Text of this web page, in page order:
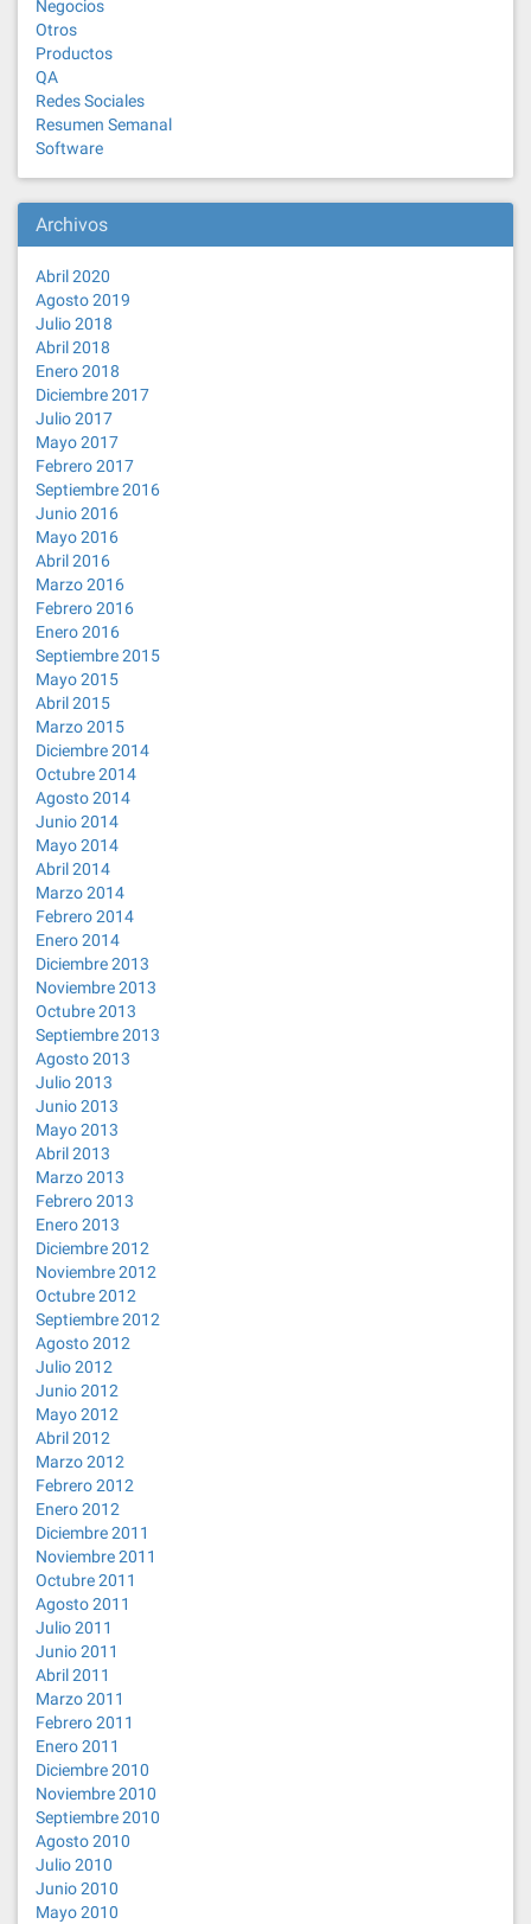
Negocios
Otros
Productos
QA
Redes Sociales
Resumen Semanal
Software
Archivos
Abril 2020
Agosto 2019
Julio 2018
Abril 2018
Enero 2018
Diciembre 2017
Julio 2017
Mayo 2017
Febrero 2017
Septiembre 2016
Junio 2016
Mayo 2016
Abril 2016
Marzo 2016
Febrero 2016
Enero 2016
Septiembre 2015
Mayo 2015
Abril 2015
Marzo 2015
Diciembre 2014
Octubre 2014
Agosto 2014
Junio 2014
Mayo 2014
Abril 2014
Marzo 2014
Febrero 2014
Enero 2014
Diciembre 2013
Noviembre 2013
Octubre 2013
Septiembre 2013
Agosto 2013
Julio 2013
Junio 2013
Mayo 2013
Abril 2013
Marzo 2013
Febrero 2013
Enero 2013
Diciembre 2012
Noviembre 2012
Octubre 2012
Septiembre 2012
Agosto 2012
Julio 2012
Junio 2012
Mayo 2012
Abril 2012
Marzo 2012
Febrero 2012
Enero 2012
Diciembre 2011
Noviembre 2011
Octubre 2011
Agosto 2011
Julio 2011
Junio 2011
Abril 2011
Marzo 2011
Febrero 2011
Enero 2011
Diciembre 2010
Noviembre 2010
Septiembre 2010
Agosto 2010
Julio 2010
Junio 2010
Mayo 2010